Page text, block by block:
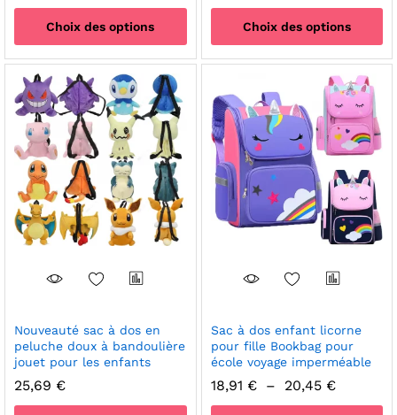
Choix des options
produit
a
plusieurs
variations.
Les
options
peuvent
être
choisies
sur
produit
Choix des options
plusieurs
variations.
Les
options
peuvent
être
choisies
produit
Nouveauté sac à dos en
peluche doux à bandoulière
jouet pour les enfants
25,69 €
Sac à dos enfant licorne
pour fille Bookbag pour
école voyage imperméable
18,91 € – 20,45 €Plage